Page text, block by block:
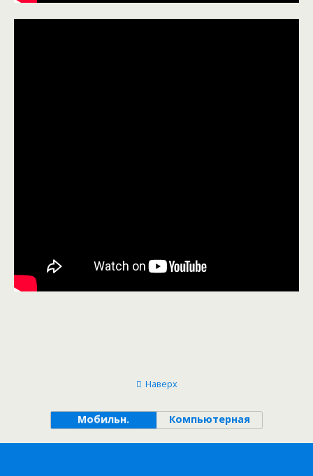
Наверх
Мобильн. Компьютерная